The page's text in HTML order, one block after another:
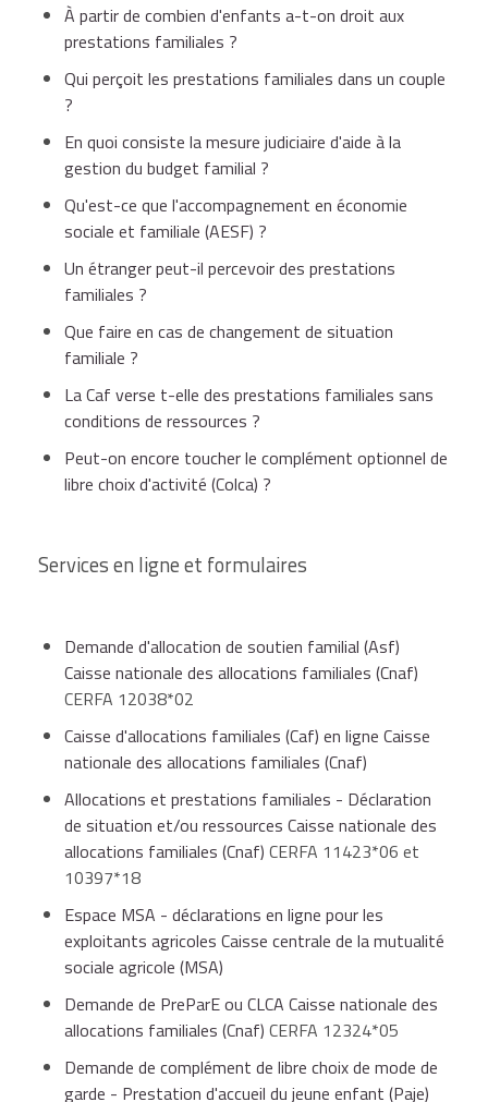
À partir de combien d'enfants a-t-on droit aux
prestations familiales ?
Qui perçoit les prestations familiales dans un couple
?
En quoi consiste la mesure judiciaire d'aide à la
gestion du budget familial ?
Qu'est-ce que l'accompagnement en économie
sociale et familiale (AESF) ?
Un étranger peut-il percevoir des prestations
familiales ?
Que faire en cas de changement de situation
familiale ?
La Caf verse t-elle des prestations familiales sans
conditions de ressources ?
Peut-on encore toucher le complément optionnel de
libre choix d'activité (Colca) ?
Services en ligne et formulaires
Demande d'allocation de soutien familial (Asf)
Caisse nationale des allocations familiales (Cnaf)
CERFA 12038*02
Caisse d'allocations familiales (Caf) en ligne Caisse
nationale des allocations familiales (Cnaf)
Allocations et prestations familiales - Déclaration
de situation et/ou ressources Caisse nationale des
allocations familiales (Cnaf) CERFA 11423*06 et
10397*18
Espace MSA - déclarations en ligne pour les
exploitants agricoles Caisse centrale de la mutualité
sociale agricole (MSA)
Demande de PreParE ou CLCA Caisse nationale des
allocations familiales (Cnaf) CERFA 12324*05
Demande de complément de libre choix de mode de
garde - Prestation d'accueil du jeune enfant (Paje)